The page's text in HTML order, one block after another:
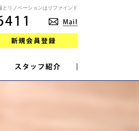
リノベーションはリファインド